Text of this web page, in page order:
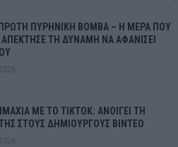
ΠΥΡΗΝΙΚΗ ΒΟΜΒΑ – Η ΜΕΡΑ ΠΟΥ
ΤΗ ΔΥΝΑΜΗ ΝΑ ΑΦΑΝΙΣΕΙ
ΜΕ ΤΟ TIKTOK: ΑΝΟΙΓΕΙ ΤΗ
ΣΤΟΥΣ ΔΗΜΙΟΥΡΓΟΥΣ ΒΙΝΤΕΟ